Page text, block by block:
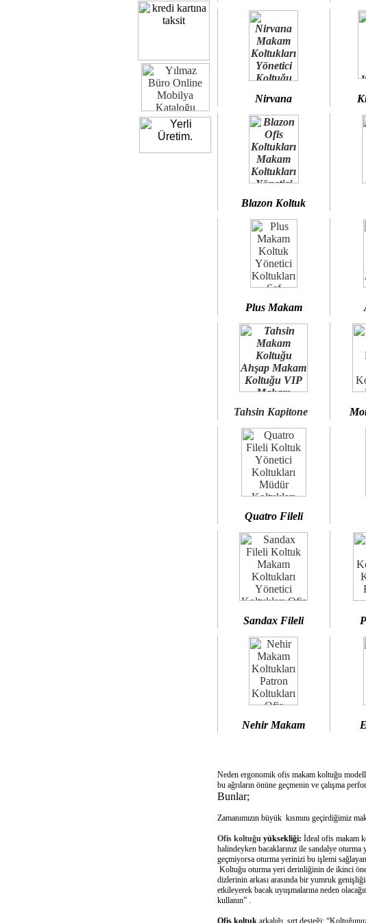
Nirvana
Blazon Koltuk
Plus Makam
Tahsin Kapitone
Quatro Fileli
Sandax Fileli
Nehir Makam
Neden ergonomik ofis makam koltuğu
bu ağrıların önüne geçmenin ve çalışma
Bunlar;
Zamanımızın büyük kısmını geçirdiğimiz
Ofis koltuğuyüksekliği: İdeal ofis makam
halindeyken bacaklarınız ile sandalye oturma
geçmiyorsa oturma yerinizi bu işlemi
Koltuğu oturma yeri derinliğinin de ikinci
dizlerinin arkası arasında bir yumruk
etkileyerek bacak uyuşmalarına neden
kullanın” .
Ofis koltuk arkalığı sırt desteği: